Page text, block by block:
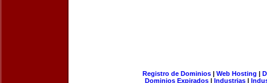
Registro de Dominios| Web Hosting |
Dominios Expirados | Industrias |